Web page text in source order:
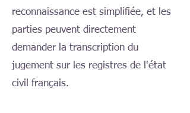
reconnaissance est simplifiée, et les
parties peuvent directement
demander la transcription du
jugement sur les registres de l'état
civil français.